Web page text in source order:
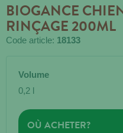
BIOGANCE
RINÇAGE 200ML
Code article: 18133
Volume
0,2 l
OÙ ACHETER?